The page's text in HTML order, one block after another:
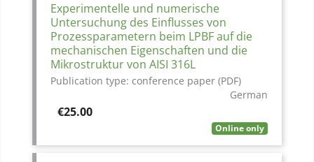
Experimentelle und numerische
Untersuchung des Einflusses von
Prozessparametern beim LPBF auf die
mechanischen Eigenschaften und die
Mikrostruktur von AISI 316L
Publication type: conference paper (PDF)
German
Price
€25.00
Online only